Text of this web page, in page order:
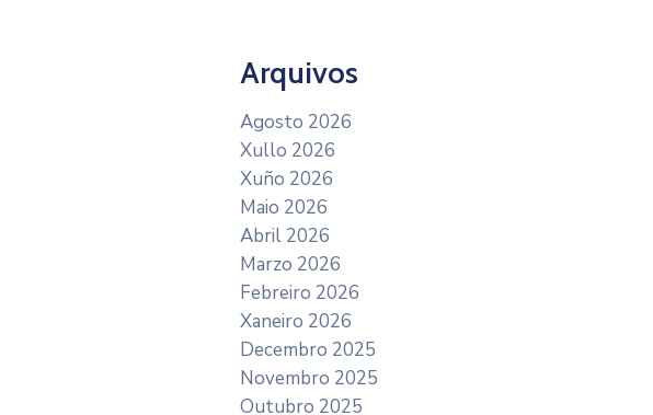
Arquivos
Agosto 2026
Xullo 2026
Xuño 2026
Maio 2026
Abril 2026
Marzo 2026
Febreiro 2026
Xaneiro 2026
Decembro 2025
Novembro 2025
Outubro 2025